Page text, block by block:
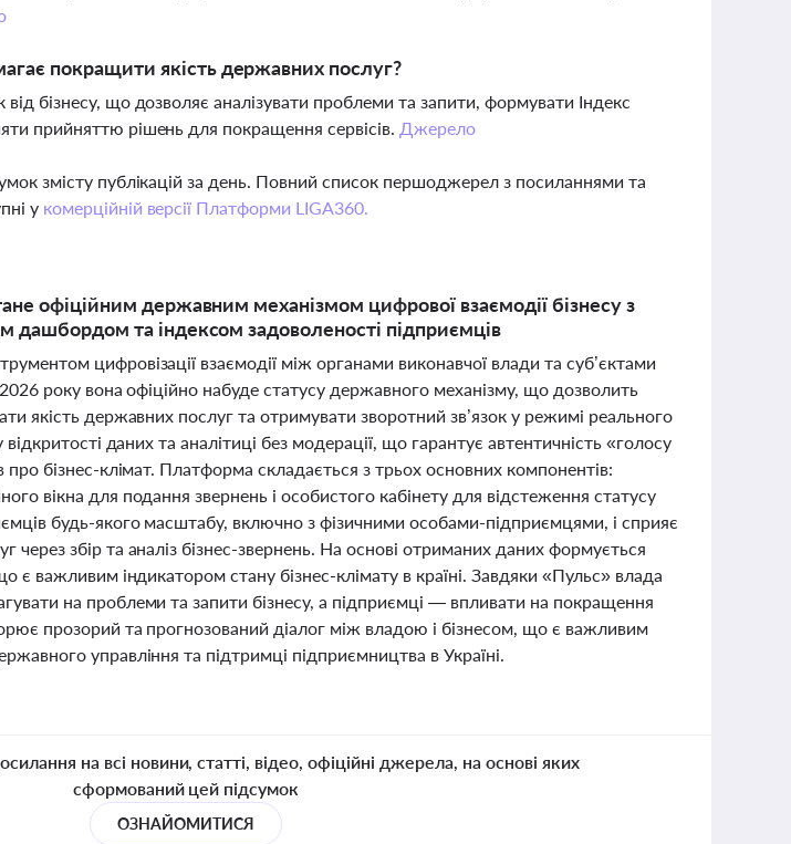
покращити якість державних послуг?
від бізнесу, що дозволяє аналізувати проблеми та запити, формувати Індекс
прийняттю рішень для покращення сервісів. Джерело
змісту публікацій за день. Повний список першоджерел з посиланнями та
у комерційній версії Платформи LIGA360.
офіційним державним механізмом цифрової взаємодії бізнесу з
дашбордом та індексом задоволеності підприємців
цифровізації взаємодії між органами виконавчої влади та суб’єктами
року вона офіційно набуде статусу державного механізму, що дозволить
якість державних послуг та отримувати зворотний зв’язок у режимі реального
даних та аналітиці без модерації, що гарантує автентичність «голосу
бізнес-клімат. Платформа складається з трьох основних компонентів:
вікна для подання звернень і особистого кабінету для відстеження статусу
будь-якого масштабу, включно з фізичними особами-підприємцями, і сприяє
через збір та аналіз бізнес-звернень. На основі отриманих даних формується
є важливим індикатором стану бізнес-клімату в країні. Завдяки «Пульс» влада
на проблеми та запити бізнесу, а підприємці — впливати на покращення
прозорий та прогнозований діалог між владою і бізнесом, що є важливим
управління та підтримці підприємництва в Україні.
на всі новини, статті, відео, офіційні джерела, на основі яких
сформований цей підсумок
ОЗНАЙОМИТИСЯ